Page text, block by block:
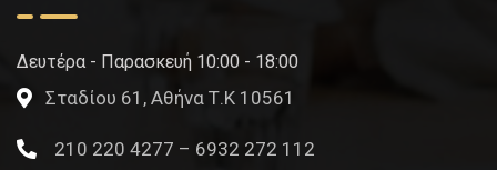
Δευτέρα - Παρασκευή 10:00 - 18:00
Σταδίου 61, Αθήνα Τ.Κ 10561
210 220 4277 – 6932 272 112